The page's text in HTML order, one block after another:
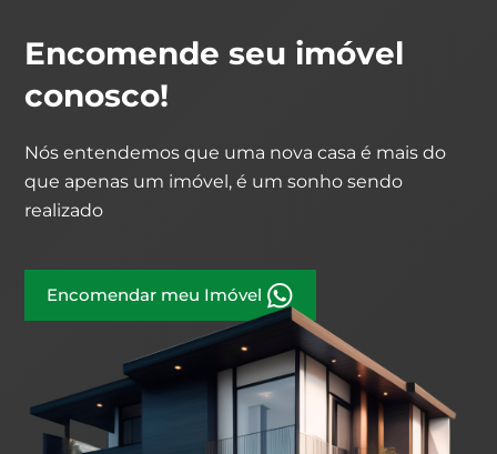
Encomende seu imóvel
conosco!
Nós entendemos que uma nova casa é mais do
que apenas um imóvel, é um sonho sendo
realizado
Encomendar meu Imóvel